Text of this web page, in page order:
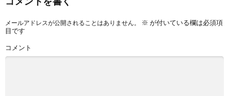
メールアドレスが公開されることはありません。 ※ が付いている欄は必須項
目です
コメント